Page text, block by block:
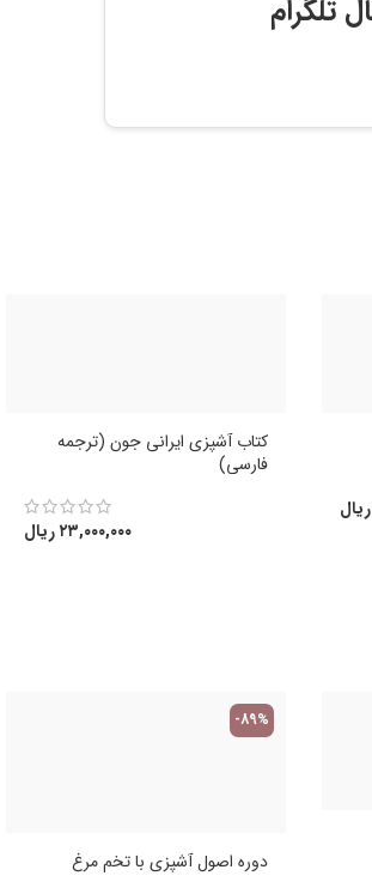
تلگرام
ریال
کتاب آشپزی ایرانی جون (ترجمه
فارسی)
۲۳,۰۰۰,۰۰۰ریال
-89%
دوره اصول آشپزی با تخم مرغ